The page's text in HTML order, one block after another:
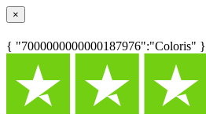
×
{ "7000000000000187976":"Coloris" }